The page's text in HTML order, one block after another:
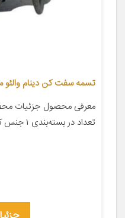
تسمه سفت کن دینام والئو مدل
تعداد در بسته‌بندی ۱ جنس کالا فلز حداکثر دور ۱۰۰ سایر […]